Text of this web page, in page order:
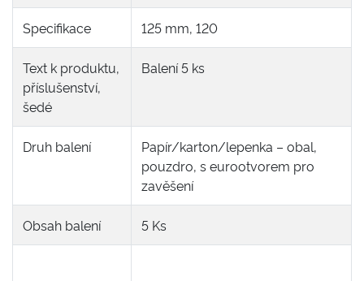
Specifikace 125 mm, 120
Text k produktu,
příslušenství,
šedé
Balení 5 ks
Druh balení
Papír/karton/lepenka – obal,
pouzdro, s eurootvorem pro
zavěšení
Obsah balení 5 Ks